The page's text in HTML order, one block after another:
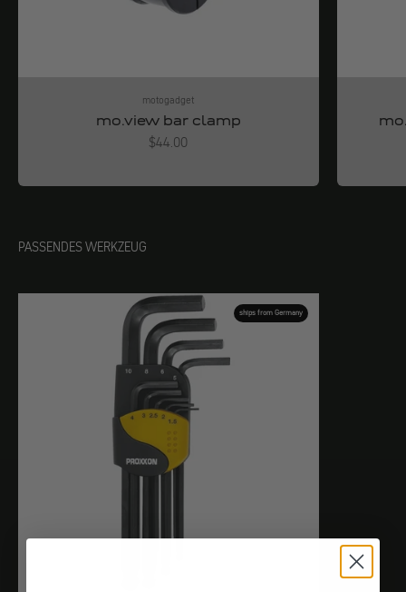
motogadget
mo.view bar clamp
Angebot
$44.00
PASSENDES WERKZEUG
ships from Germany